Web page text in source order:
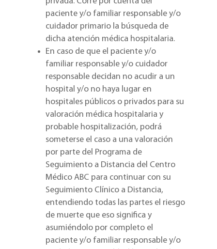
paciente y/o familiar responsable y/o
cuidador primario la búsqueda de
dicha atención médica hospitalaria.
En caso de que el paciente y/o
familiar responsable y/o cuidador
responsable decidan no acudir a un
hospital y/o no haya lugar en
hospitales públicos o privados para su
valoración médica hospitalaria y
probable hospitalización, podrá
someterse el caso a una valoración
por parte del Programa de
Seguimiento a Distancia del Centro
Médico ABC para continuar con su
Seguimiento Clínico a Distancia,
entendiendo todas las partes el riesgo
de muerte que eso significa y
asumiéndolo por completo el
paciente y/o familiar responsable y/o